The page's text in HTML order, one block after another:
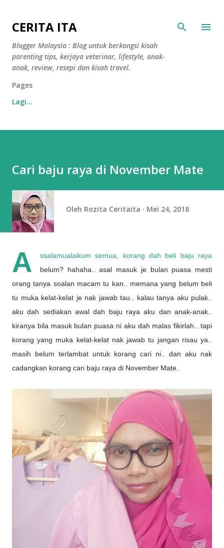
CERITA ITA
Blogger Malaysia : Blog untuk berkongsi kisah
parenting tips, kerjaya veterinar, lifestyle, anak-
anak, review, resepi dan kisah travel.
Pages
Lagi…
Cari baju raya di November Mate
Oleh Rozita Ceritaita Mei 24, 2018
A
ssalamualaikum semua, korang dah beli baju raya
belum? hahaha.. asal masuk je bulan puasa mesti
orang tanya soalan macam tu kan.. memana yang belum beli
tu muka kelat-kelat je nak jawab tau.. kalau tanya aku pulak..
aku dah sediakan awal dah baju raya aku dan anak-anak..
kiranya bila masuk bulan puasa ni aku dah malas fikirlah.. tapi
korang yang muka kelat-kelat nak jawab tu jangan risau ya..
masih belum terlambat untuk korang cari ni.. dan aku nak
cadangkan korang cari baju raya di November Mate..